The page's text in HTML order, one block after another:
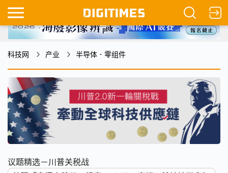
科技网 产业 半导体．零组件
议题精选－川普关税战